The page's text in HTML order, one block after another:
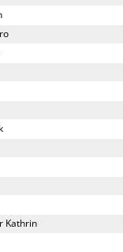
Kathrin